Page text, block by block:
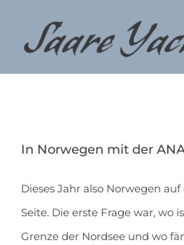
In Norwegen mit der
Dieses Jahr also Norwegen
Seite. Die erste Frage war, wo
Grenze der Nordsee und wo